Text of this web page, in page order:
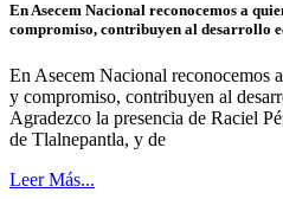
En Asecem Nacional reconocemos a
compromiso, contribuyen al desarrollo
En Asecem Nacional reconocemos
y compromiso, contribuyen al
Agradezco la presencia de Raciel
de Tlalnepantla, y de
Leer Más...